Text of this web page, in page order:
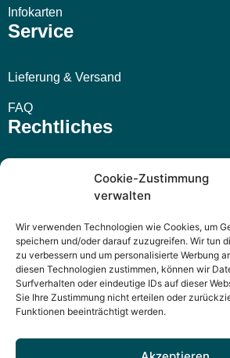
Cookie-Zustimmung
verwalten
Wir verwenden Technologien wie Cookies, um
speichern und/oder darauf zuzugreifen. Wir tun
zu verbessern und um personalisierte Werbung
diesen Technologien zustimmen, können wir
Surfverhalten oder eindeutige IDs auf dieser
Sie Ihre Zustimmung nicht erteilen oder
Funktionen beeinträchtigt werden.
Infokarten
Service
Lieferung & Versand
FAQ
Rechtliches
Widerrufsbelehrung
Datenschutzerklärung